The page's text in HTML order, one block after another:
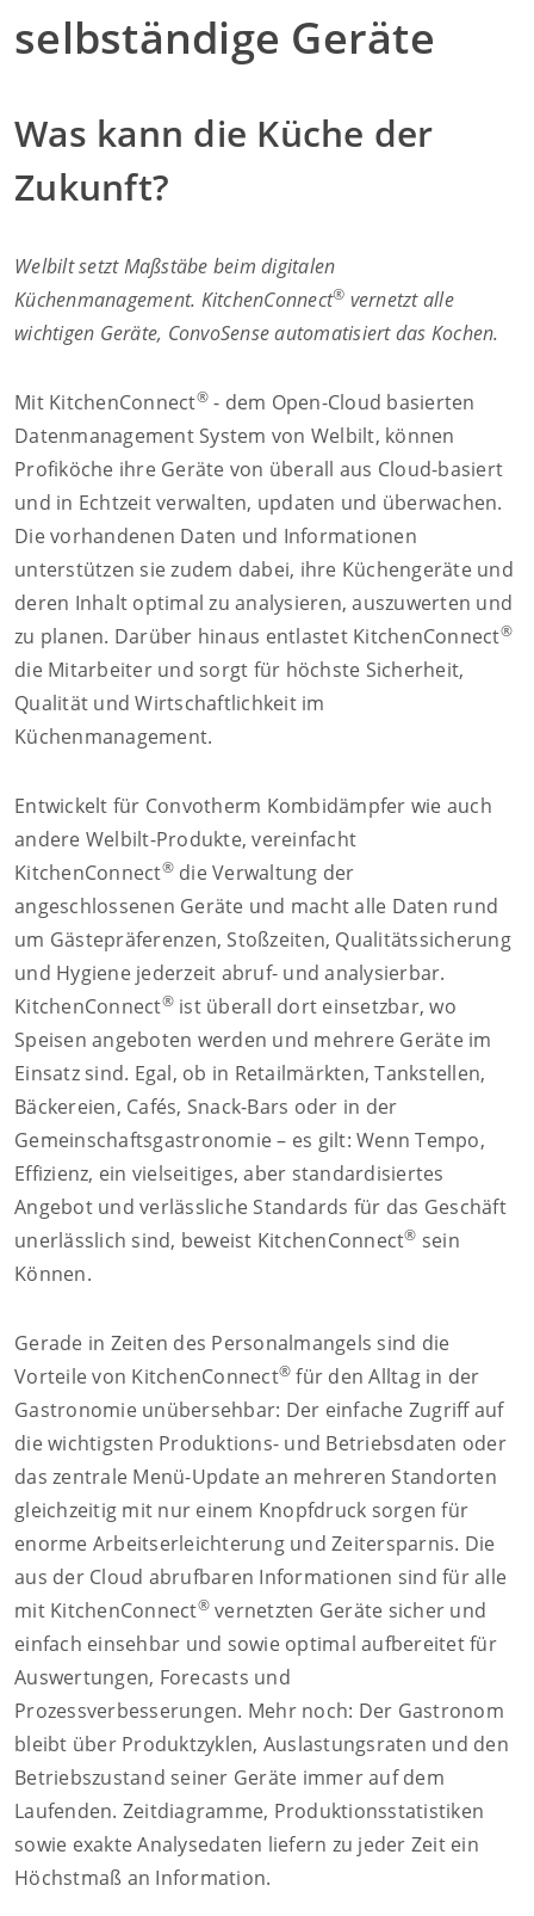
Convotherm
Delfield
Lincoln
Merrychef
Wmaxx
Vertrieb
Gebietsleiter
Anwendungsberater
Downloads
Unternehmen
Kontakt
Karriere
selbständige Geräte
Was kann die Küche der
Zukunft?
Welbilt setzt Maßstäbe beim digitalen
Küchenmanagement. KitchenConnect® vernetzt alle
wichtigen Geräte, ConvoSense automatisiert das Kochen.
Mit KitchenConnect®- dem Open-Cloud basierten
Datenmanagement System von Welbilt, können
Profiköche ihre Geräte von überall aus Cloud-basiert
und in Echtzeit verwalten, updaten und überwachen.
Die vorhandenen Daten und Informationen
unterstützen sie zudem dabei, ihre Küchengeräte und
deren Inhalt optimal zu analysieren, auszuwerten und
zu planen. Darüber hinaus entlastet KitchenConnect®
die Mitarbeiter und sorgt für höchste Sicherheit,
Qualität und Wirtschaftlichkeit im
Küchenmanagement.
Entwickelt für Convotherm Kombidämpfer wie auch
andere Welbilt-Produkte, vereinfacht
KitchenConnect®die Verwaltung der
angeschlossenen Geräte und macht alle Daten rund
um Gästepräferenzen, Stoßzeiten, Qualitätssicherung
und Hygiene jederzeit abruf- und analysierbar.
KitchenConnect®ist überall dort einsetzbar, wo
Speisen angeboten werden und mehrere Geräte im
Einsatz sind. Egal, ob in Retailmärkten, Tankstellen,
Bäckereien, Cafés, Snack-Bars oder in der
Gemeinschaftsgastronomie – es gilt: Wenn Tempo,
Effizienz, ein vielseitiges, aber standardisiertes
Angebot und verlässliche Standards für das Geschäft
unerlässlich sind, beweist KitchenConnect® sein
Können.
Gerade in Zeiten des Personalmangels sind die
Vorteile von KitchenConnect® für den Alltag in der
Gastronomie unübersehbar: Der einfache Zugriff auf
die wichtigsten Produktions- und Betriebsdaten oder
das zentrale Menü-Update an mehreren Standorten
gleichzeitig mit nur einem Knopfdruck sorgen für
enorme Arbeitserleichterung und Zeitersparnis. Die
aus der Cloud abrufbaren Informationen sind für alle
mit KitchenConnect®vernetzten Geräte sicher und
einfach einsehbar und sowie optimal aufbereitet für
Auswertungen, Forecasts und
Prozessverbesserungen. Mehr noch: Der Gastronom
bleibt über Produktzyklen, Auslastungsraten und den
Betriebszustand seiner Geräte immer auf dem
Laufenden. Zeitdiagramme, Produktionsstatistiken
sowie exakte Analysedaten liefern zu jeder Zeit ein
Höchstmaß an Information.